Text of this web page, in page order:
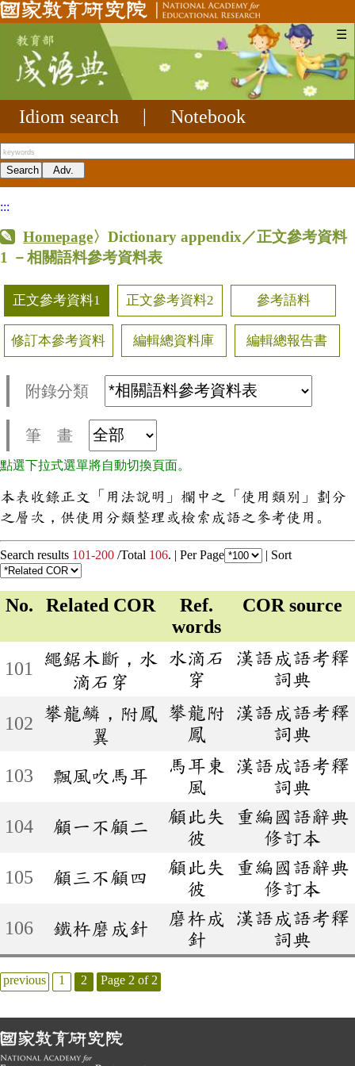
☰
Idiom search Notebook
:::
Homepage〉Dictionary appendix／正文參考資料
1
－相關語料參考資料表
正文參考資料1 正文參考資料2 參考語料
修訂本參考資料 編輯總資料庫 編輯總報告書
附錄分類
筆 畫
點選下拉式選單將自動切換頁面。
本表收錄正文「用法說明」欄中之「使用類別」劃分
之層次，供使用分類整理或檢索成語之參考使用。
Search results 101-200 /Total 106. | Per Page | Sort
No. Related COR
Ref.
words
COR source
101
繩鋸木斷，水
滴石穿
水滴石
穿
漢語成語考釋
詞典
102 攀龍鱗，附鳳
翼
攀龍附
鳳
漢語成語考釋
詞典
103 飄風吹馬耳
馬耳東
風
漢語成語考釋
詞典
104
顧一不顧二
顧此失
彼
重編國語辭典
修訂本
105
顧三不顧四
顧此失
彼
重編國語辭典
修訂本
106
鐵杵磨成針
磨杵成
針
漢語成語考釋
詞典
previous 1 2 Page 2 of 2